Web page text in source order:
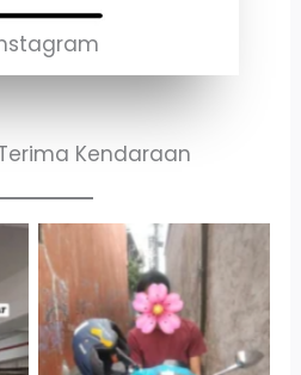
Kendaraan